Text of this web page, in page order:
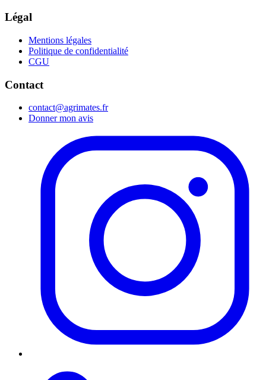
Légal
Mentions légales
Politique de confidentialité
CGU
Contact
contact@agrimates.fr
Donner mon avis